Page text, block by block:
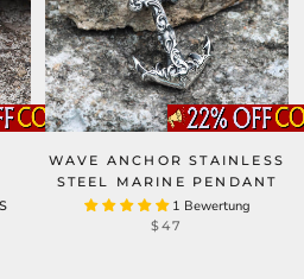
WAVE ANCHOR STAINLESS
STEEL MARINE PENDANT
1 Bewertung
$47